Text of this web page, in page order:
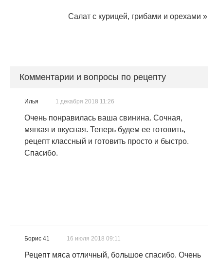
Салат с курицей, грибами и орехами »
Комментарии и вопросы по рецепту
Илья 1 декабря 2018 11:26
Очень понравилась ваша свинина. Сочная,
мягкая и вкусная. Теперь будем ее готовить,
рецепт классный и готовить просто и быстро.
Спасибо.
Борис 41 16 июля 2018 09:11
Рецепт мяса отличный, большое спасибо. Очень